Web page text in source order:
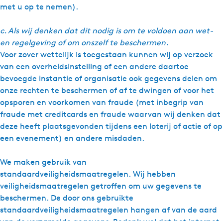
met u op te nemen).
c. Als wij denken dat dit nodig is om te voldoen aan wet-
en regelgeving of om onszelf te beschermen.
Voor zover wettelijk is toegestaan kunnen wij op verzoek
van een overheidsinstelling of een andere daartoe
bevoegde instantie of organisatie ook gegevens delen om
onze rechten te beschermen of af te dwingen of voor het
opsporen en voorkomen van fraude (met inbegrip van
fraude met creditcards en fraude waarvan wij denken dat
deze heeft plaatsgevonden tijdens een loterij of actie of op
een evenement) en andere misdaden.
We maken gebruik van
standaardveiligheidsmaatregelen. Wij hebben
veiligheidsmaatregelen getroﬀen om uw gegevens te
beschermen. De door ons gebruikte
standaardveiligheidsmaatregelen hangen af van de aard